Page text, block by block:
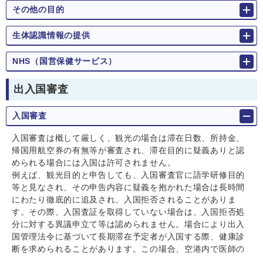
その他の目的
生体認識情報の提供
NHS（国営保健サービス）
出入国審査
入国審査
入国審査は概して厳しく、観光の場合は滞在日数、所持金、
帰国用航空券の有無等が審査され、滞在目的に疑義ありと認
められる場合には入国は許可されません。
例えば、観光目的と申告しても、入国審査官に語学研修目的
等と見なされ、その申告内容に疑義を抱かれた場合は長時間
にわたり徹底的に追及され、入国拒否されることがありま
す。その際、入国査証を取得していない場合は、入国拒否処
分に対する異議申立て等は認められません。場合により出入
国管理法令に基づいて長期滞在予定者が入国する際、健康診
断を求められることがあります。この場合、空港内で医師の